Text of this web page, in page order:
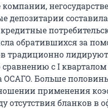
составила
обратившихся за
традиционно
сравнению с I
ОСАГО. Больше
применения
отсутствия бланков в